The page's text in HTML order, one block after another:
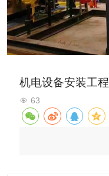
机电设备安装工程
63